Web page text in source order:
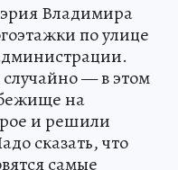
Владимира
по улице
— в этом
на
и решили
сказать, что
самые